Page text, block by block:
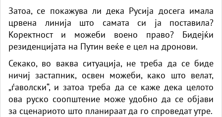
Затоа, се покажува ли дека Русија досега имала
црвена линија што самата си ја поставила?
Коректност и можеби воено право? Бидејќи
резиденцијата на Путин веќе е цел на дронови.
Секако, во ваква ситуација, не треба да се биде
ничиј застапник, освен можеби, како што велат,
„ѓаволски“, и затоа треба да се каже дека целото
ова руско соопштение може удобно да се објави
за сценариото што планираат да го спроведат утре.